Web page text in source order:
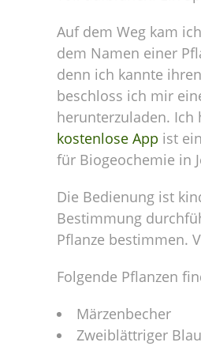
Auf dem Weg kam
dem Namen einer
denn ich kannte
beschloss ich mir
herunterzuladen. Ich
kostenlose App ist
für Biogeochemie in
Die Bedienung ist
Bestimmung
Pflanze bestimmen.
Folgende Pflanzen
Märzenbecher
Zweiblättriger